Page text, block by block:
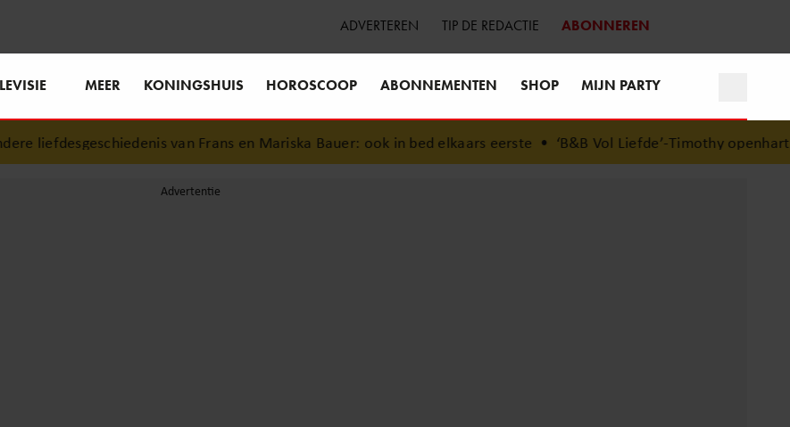
ADVERTEREN TIP DE REDACTIE ABONNEREN
MEER KONINGSHUIS HOROSCOOP ABONNEMENTEN SHOP MIJN PARTY
liefdesgeschiedenis van Frans en Mariska Bauer: ook in bed elkaars eerste•‘B&B Vol Liefde’-Timothy openhartig